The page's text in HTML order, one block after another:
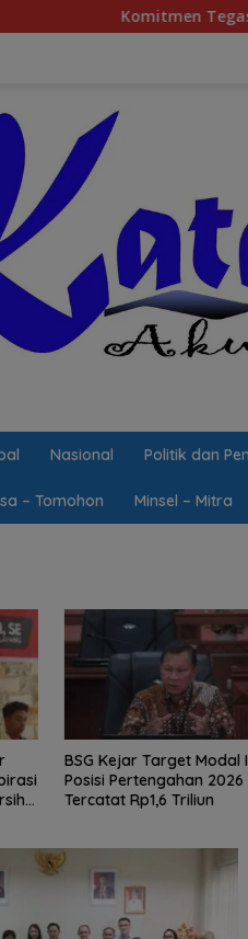
Komitmen Tegas Legislator
Nasional Politik dan
– Tomohon Minsel – Mitra
Jalan Berlubang Picu
Parah Winangun–Pineleng,
BPJN Sulut Pastikan